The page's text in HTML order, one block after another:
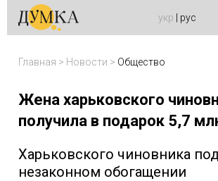
укр рус
Главная > Новости > Общество
Жена харьковского
получила в подарок 5,7
Харьковского чиновника
незаконном обогащении